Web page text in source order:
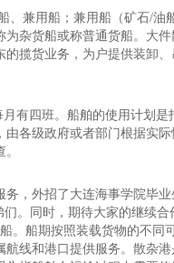
兼用船；兼用船（矿石/油
杂货船或称普通货船。大
揽货业务，为户提供装卸
有四班。船舶的使用计划
各级政府或者部门根据实
，外招了大连海事学院毕
。同时，期待大家的继续
船期按照装载货物的不
线和港口提供服务。散杂